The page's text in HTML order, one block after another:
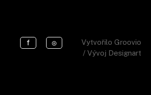
f ◎ Vytvořilo Groovio
/ Vývoj Designart